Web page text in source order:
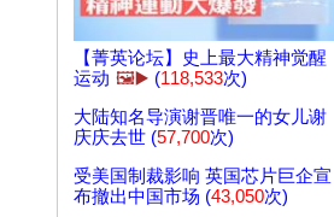
【菁英论坛】史上最大精神觉醒
运动 🖼️▶️ (118,533次)
大陆知名导演谢晋唯一的女儿谢
庆庆去世 (57,700次)
受美国制裁影响 英国芯片巨企宣
布撤出中国市场 (43,050次)